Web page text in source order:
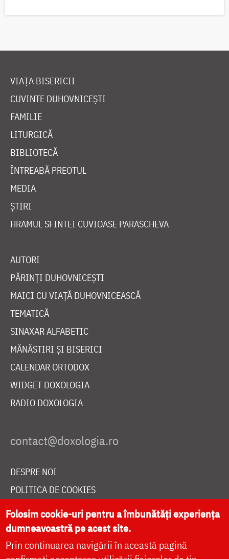
VIAȚA BISERICII
CUVINTE DUHOVNICEȘTI
FAMILIE
LITURGICĂ
BIBLIOTECĂ
ÎNTREABĂ PREOTUL
MEDIA
ȘTIRI
HRAMUL SFINTEI CUVIOASE PARASCHEVA
AUTORI
PĂRINȚI DUHOVNICEȘTI
MAICI CU VIAȚĂ DUHOVNICEASCĂ
TEMATICĂ
SINAXAR ALFABETIC
MĂNĂSTIRI ȘI BISERICI
CALENDAR ORTODOX
WIDGET DOXOLOGIA
RADIO DOXOLOGIA
DESPRE NOI
POLITICA DE COOKIES
DONEAZĂ ONLINE PENTRU CATEDRALA NAȚIONALĂ
LIVE
Folosim cookie-uri pentru a îmbunătăți experiența
dumneavoastră pe acest site.
Prin continuarea navigării în această pagină